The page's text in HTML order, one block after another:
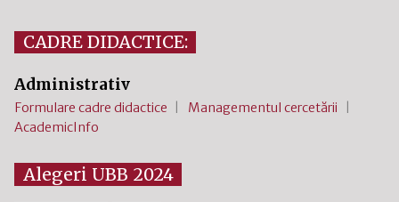
CADRE DIDACTICE:
Administrativ
Formulare cadre didactice
Managementul cercetării
AcademicInfo
Alegeri UBB 2024